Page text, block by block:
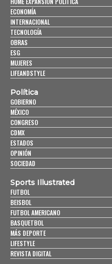
ECONOMÍA
INTERNACIONAL
TECNOLOGÍA
OBRAS
ESG
MUJERES
LIFEANDSTYLE
Política
GOBIERNO
MÉXICO
CONGRESO
CDMX
ESTADOS
OPINIÓN
SOCIEDAD
Sports Illustrated
FUTBOL
BEISBOL
FUTBOL AMERICANO
BASQUETBOL
MÁS DEPORTE
LIFESTYLE
REVISTA DIGITAL